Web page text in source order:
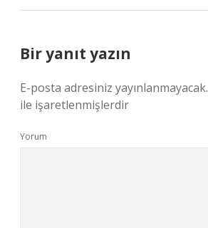
Bir yanıt yazın
E-posta adresiniz yayınlanmayacak.
ile işaretlenmişlerdir
Yorum